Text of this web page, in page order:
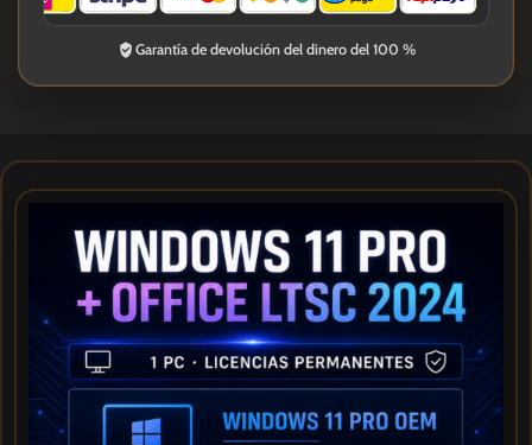
Garantía de devolución del dinero del 100 %